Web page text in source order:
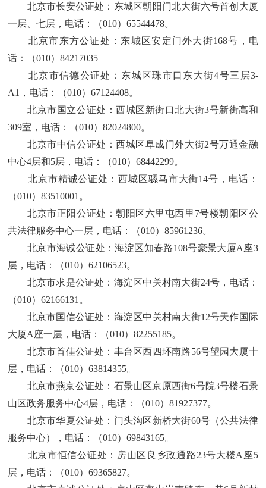
北京市长安公证处 ： 东城区朝阳门北大街六号首创大厦
一层、七层 ，电话： （010）65544478。
北京市东方公证处 ： 东城区安定门外大街168号 ，电
话：
（010）84217035
北京市信德公证处 ： 东城区珠市口东大街4号三层3-
A1 ，电话： （010）67124408。
北京市国立公证处 ：西城区新街口北大街3号新街高和
309室 ，电话： （010）82024800。
北京市中信公证处 ：西城区阜成门外大街2号万通金融
中心4层和5层 ，电话： （010）68442299。
北京市精诚公证处 ：西城区骡马市大街14号 ，电话：
（010）83510001 。
北京市正阳公证处 ：朝阳区六里屯西里 7号楼朝阳区公
共法律服务中心一层，电话： （010）85961236。
北京市海诚公证处 ：海淀区知春路108号豪景大厦A座3
层 ，电话： （010）62106523。
北京市求是公证处 ： 海淀区中关村南大街24号 ，电话：
（010）62166131 。
北京市国信公证处 ： 海淀区中关村南大街12号天作国际
大厦A座一层 ，电话： （010）82255185。
北京市首佳公证处 ： 丰台区西四环南路56号望园大厦十
层 ，电话： （010）63814355。
北京市燕京公证处 ： 石景山区京原西街6号院3号楼石景
山区政务服务中心4层 ，电话： （010）81927377。
北京市华夏公证处 ： 门头沟区新桥大街60号（公共法律
服务中心）
，电话： （010）69843165。
北京市恒信公证处 ： 房山区良乡政通路23号大楼A座5
层 ，电话： （010）69365827。